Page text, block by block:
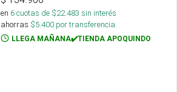
en 6cuotas de $22.483 sin interés
ahorras $5.400 por transferencia.
LLEGA MAÑANA✔️TIENDA APOQUINDO